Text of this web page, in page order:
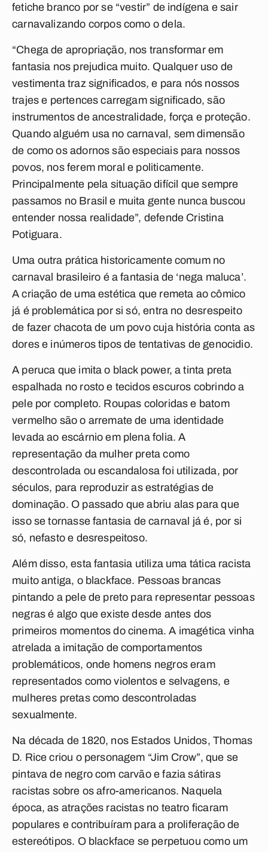
fetiche branco por se “vestir” de indígena e sair
carnavalizando corpos como o dela.
“Chega de apropriação, nos transformar em
fantasia nos prejudica muito. Qualquer uso de
vestimenta traz significados, e para nós nossos
trajes e pertences carregam significado, são
instrumentos de ancestralidade, força e proteção.
Quando alguém usa no carnaval, sem dimensão
de como os adornos são especiais para nossos
povos, nos ferem moral e politicamente.
Principalmente pela situação difícil que sempre
passamos no Brasil e muita gente nunca buscou
entender nossa realidade”, defende Cristina
Potiguara.
Uma outra prática historicamente comum no
carnaval brasileiro é a fantasia de ‘nega maluca’.
A criação de uma estética que remeta ao cômico
já é problemática por si só, entra no desrespeito
de fazer chacota de um povo cuja história conta as
dores e inúmeros tipos de tentativas de genocidio.
A peruca que imita o black power, a tinta preta
espalhada no rosto e tecidos escuros cobrindo a
pele por completo. Roupas coloridas e batom
vermelho são o arremate de uma identidade
levada ao escárnio em plena folia. A
representação da mulher preta como
descontrolada ou escandalosa foi utilizada, por
séculos, para reproduzir as estratégias de
dominação. O passado que abriu alas para que
isso se tornasse fantasia de carnaval já é, por si
só, nefasto e desrespeitoso.
Além disso, esta fantasia utiliza uma tática racista
muito antiga, o blackface. Pessoas brancas
pintando a pele de preto para representar pessoas
negras é algo que existe desde antes dos
primeiros momentos do cinema. A imagética vinha
atrelada a imitação de comportamentos
problemáticos, onde homens negros eram
representados como violentos e selvagens, e
mulheres pretas como descontroladas
sexualmente.
Na década de 1820, nos Estados Unidos, Thomas
D. Rice criou o personagem “Jim Crow”, que se
pintava de negro com carvão e fazia sátiras
racistas sobre os afro-americanos. Naquela
época, as atrações racistas no teatro ficaram
populares e contribuíram para a proliferação de
estereótipos. O blackface se perpetuou como um